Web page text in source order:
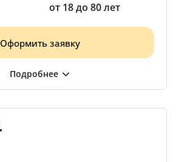
от 18 до 80 лет
Оформить заявку